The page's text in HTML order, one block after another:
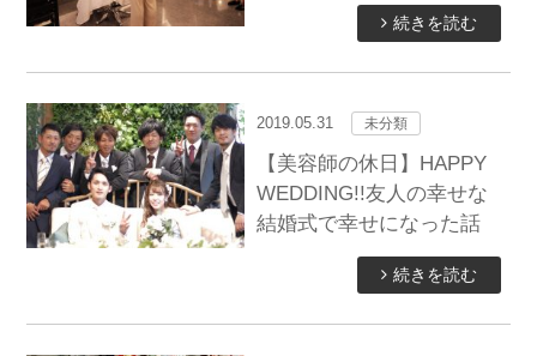
続きを読む
2019.05.31 未分類
【美容師の休日】HAPPY
WEDDING!!友人の幸せな
結婚式で幸せになった話
続きを読む